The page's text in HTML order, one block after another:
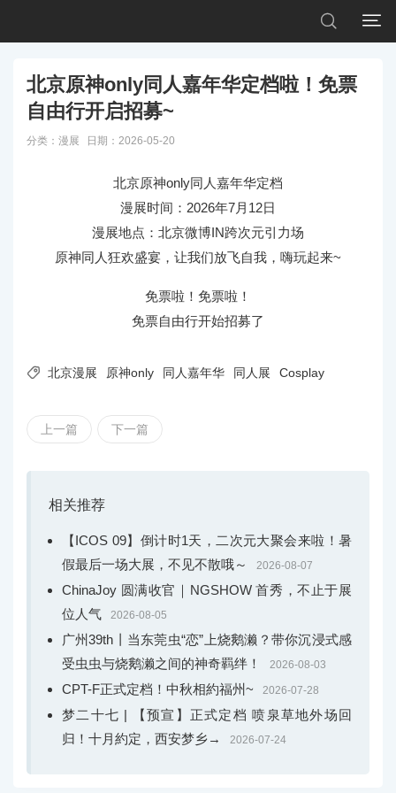


北京原神only同人嘉年华定档啦！免票
自由行开启招募~
分类： 漫展 日期：2026-05-20
北京原神only同人嘉年华定档
漫展时间：2026年7月12日
漫展地点：北京微博IN跨次元引力场
原神同人狂欢盛宴，让我们放飞自我，嗨玩起来~
免票啦！免票啦！
免票自由行开始招募了
 北京漫展 原神only 同人嘉年华 同人展 Cosplay
上一篇 下一篇
相关推荐
【ICOS 09】倒计时1天，二次元大聚会来啦！暑
假最后一场大展，不见不散哦～
2026-08-07
ChinaJoy 圆满收官｜NGSHOW 首秀，不止于展
位人气
2026-08-05
广州39th丨当东莞虫“恋”上烧鹅濑？带你沉浸式感
受虫虫与烧鹅濑之间的神奇羁绊！
2026-08-03
CPT-F正式定档！中秋相約福州~ 2026-07-28
梦二十七 | 【预宣】正式定档 喷泉草地外场回
归！十月約定，西安梦乡→
2026-07-24